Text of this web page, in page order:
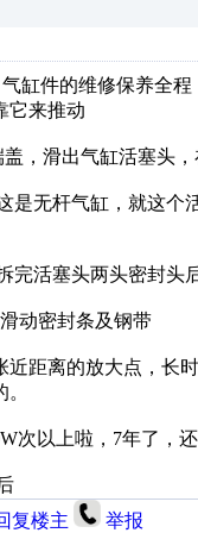
件的维修保养全程
它来推动
，滑出气缸活塞头
是无杆气缸，就这
完活塞头两头密封
动密封条及钢带
距离的放大点，长
次以上啦，7年了，
复楼主 举报